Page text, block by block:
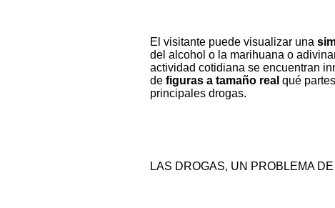
El visitante puede visualizar una
del alcohol o la marihuana o
actividad cotidiana se encuentran
de figuras a tamaño real qué
principales drogas.
LAS DROGAS, UN PROBLEMA